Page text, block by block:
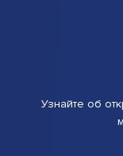
Узнайте об